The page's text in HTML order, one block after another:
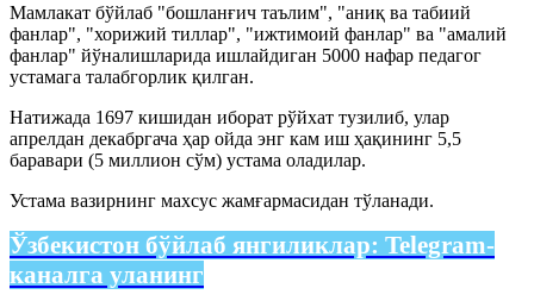
Мамлакат бўйлаб "бошланғич таълим", "аниқ ва табиий
фанлар", "хорижий тиллар", "ижтимоий фанлар" ва "амалий
фанлар" йўналишларида ишлайдиган 5000 нафар педагог
устамага талабгорлик қилган.
Натижада 1697 кишидан иборат рўйхат тузилиб, улар
апрелдан декабргача ҳар ойда энг кам иш ҳақининг 5,5
баравари (5 миллион сўм) устама оладилар.
Устама вазирнинг махсус жамғармасидан тўланади.
Ўзбекистон бўйлаб янгиликлар: Telegram-
каналга уланинг